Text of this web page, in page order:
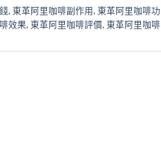
, 東革阿里咖啡副作用, 東革阿里咖啡功
效果, 東革阿里咖啡評價, 東革阿里咖啡